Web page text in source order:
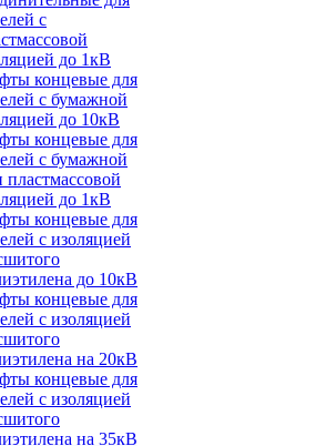
с
до 1кВ
концевые для
с бумажной
до 10кВ
концевые для
с бумажной
пластмассовой
до 1кВ
концевые для
с изоляцией
до 10кВ
концевые для
с изоляцией
на 20кВ
концевые для
с изоляцией
на 35кВ